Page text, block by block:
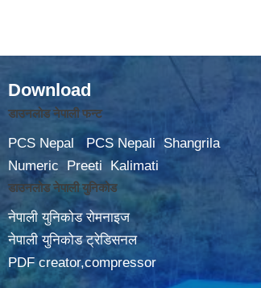
Download
डाउनलोड नेपाली फन्ट
PCS Nepal PCS Nepali
Shangrila
Numeric
Preeti Kalimati
डाउनलोड नेपाली युनिकोड
नेपाली युनिकोड रोमनाइज
नेपाली युनिकोड ट्रेडिसनल
PDF creator,compressor